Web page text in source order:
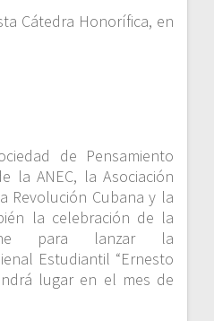
Cátedra Honorífica, en
de Pensamiento
la ANEC, la Asociación
Revolución Cubana y la
la celebración de la
para lanzar la
Estudiantil “Ernesto
lugar en el mes de